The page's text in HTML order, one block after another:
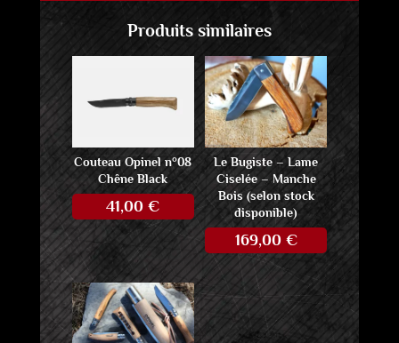
Produits similaires
Couteau Opinel n°08
Chêne Black
41,00€
Le Bugiste – Lame
Ciselée – Manche
Bois (selon stock
disponible)
169,00 €